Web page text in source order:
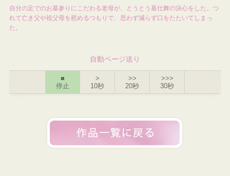
自分の足でのお墓参りにこだわる老母が、とうとう墓仕舞の決心をした。つ
れて亡き父や祖父母を慰めるつもりで、思わず減らず口をたたいてしまっ
た。
自動ページ送り
■
停止
>
10秒
>>
20秒
>>>
30秒